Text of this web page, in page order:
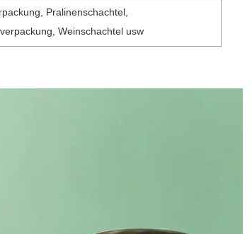
Pralinenschachtel,
Weinschachtel usw